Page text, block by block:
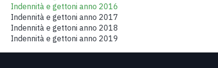
Indennità e gettoni anno 2016
Indennità e gettoni anno 2017
Indennità e gettoni anno 2018
Indennità e gettoni anno 2019